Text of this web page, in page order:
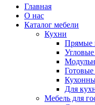
Главная
О нас
Каталог мебели
Кухни
Прямые
Для
Мебель для